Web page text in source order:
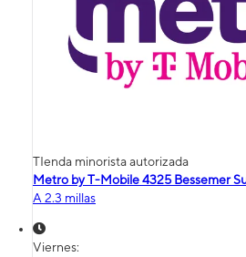
TIenda minorista autorizada
Metro by T-Mobile 4325 Bessemer
A 2.3 millas
Viernes: